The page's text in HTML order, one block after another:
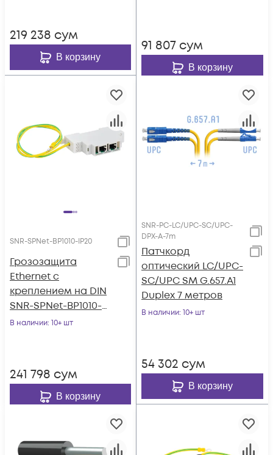
219 238 сум
В корзину
91 807 сум
В корзину
SNR-SPNet-BP1010-IP20
Грозозащита
Ethernet с
креплением на DIN
SNR-SPNet-BP1010-
IP20
В наличии: 10+ шт
241 798 сум
В корзину
SNR-PC-LC/UPC-SC/UPC-
DPX-A-7m
Патчкорд
оптический LC/UPC-
SC/UPC SM G.657.A1
Duplex 7 метров
В наличии: 10+ шт
54 302 сум
В корзину